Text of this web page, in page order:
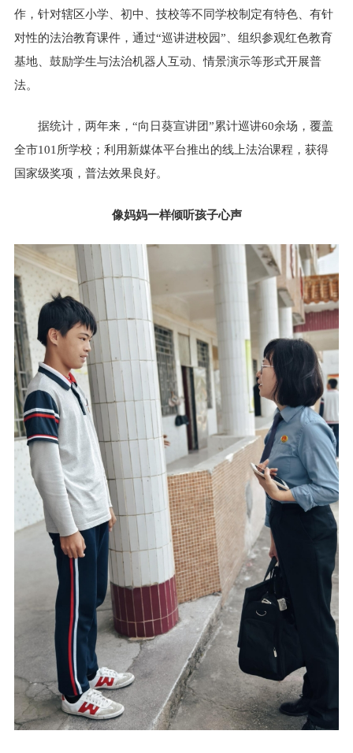
作，针对辖区小学、初中、技校等不同学校制定有特色、有针
对性的法治教育课件，通过“巡讲进校园”、组织参观红色教育
基地、鼓励学生与法治机器人互动、情景演示等形式开展普
法。
据统计，两年来，“向日葵宣讲团”累计巡讲60余场，覆盖
全市101所学校；利用新媒体平台推出的线上法治课程，获得
国家级奖项，普法效果良好。
像妈妈一样倾听孩子心声